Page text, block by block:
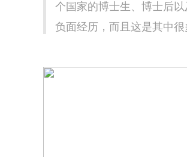
个国家的博士生、博士后
负面经历，而且这是其中